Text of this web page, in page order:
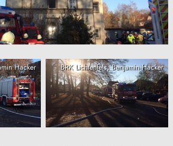
Hacker BRK Lichtenfels, Benjamin Hacker